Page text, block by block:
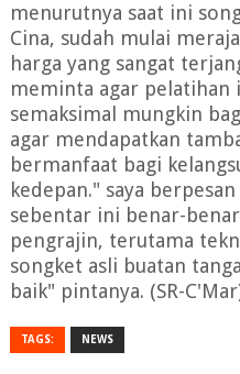
menurutnya saat ini
Cina, sudah mulai
harga yang sangat
meminta agar pelatihan
semaksimal mungkin
agar mendapatkan
bermanfaat bagi
kedepan." saya
sebentar ini benar-
pengrajin, terutama
songket asli buatan
baik" pintanya. (SR-
TAGS: NEWS